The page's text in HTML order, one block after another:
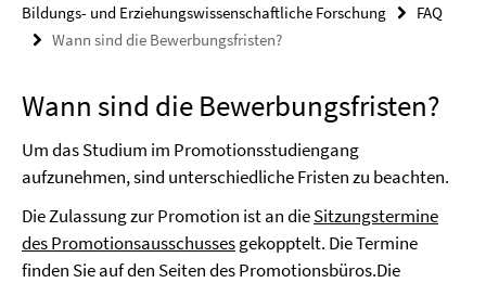
Bildungs- und Erziehungswissenschaftliche Forschung
FAQ
Wann sind die Bewerbungsfristen?
Wann sind die Bewerbungsfristen?
Um das Studium im Promotionsstudiengang
aufzunehmen, sind unterschiedliche Fristen zu beachten.
Die Zulassung zur Promotion ist an dieSitzungstermine
des Promotionsausschussesgekopptelt. Die Termine
finden Sie auf den Seiten des Promotionsbüros.Die